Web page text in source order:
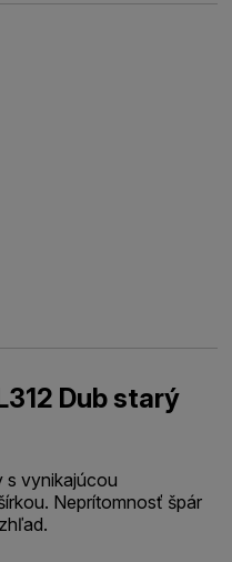
Dub starý
s vynikajúcou
Neprítomnosť špár